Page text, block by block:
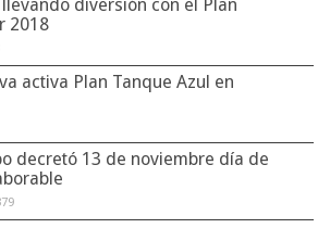
diversión con el Plan
2018
activa Plan Tanque Azul en
decretó 13 de noviembre día de